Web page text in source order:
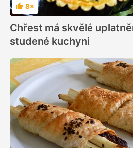
Hodnocení
8×
Chřest má skvělé
studené kuchyni